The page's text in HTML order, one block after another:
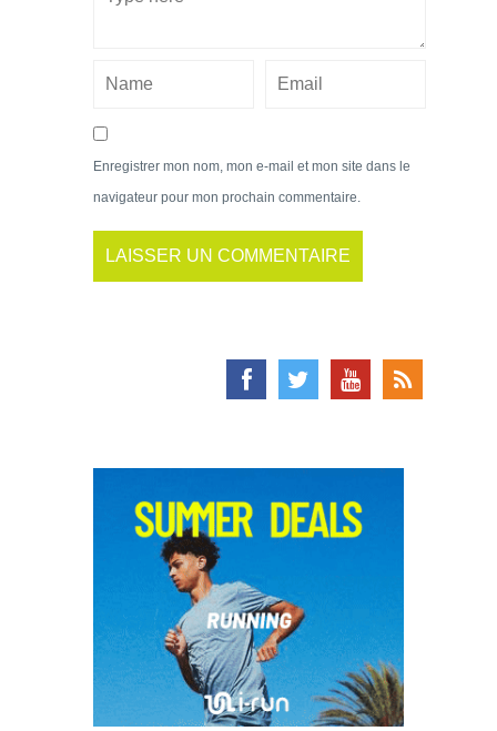
Enregistrer mon nom, mon e-mail et mon site dans le
navigateur pour mon prochain commentaire.